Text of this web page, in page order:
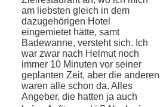
am liebsten gleich in dem
dazugehörigen Hotel
eingemietet hätte, samt
Badewanne, ver­steht sich. Ich
war zwar nach Helmut noch
immer 10 Minuten vor seiner
geplanten Zeit, aber die anderen
waren alle schon da. Alles
Angeber, die hatten ja auch